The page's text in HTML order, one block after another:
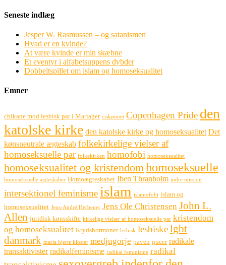
Seneste indlæg
Jesper W. Rasmussen – og satanismen
Hvad er en kvinde?
At være kvinde er min skæbne
Et eventyr i alfabetsuppens dybder
Dobbeltspillet om islam og homoseksualitet
Emner
chikane mod lesbisk par i Mariager ciskønnet Copenhagen Pride den
katolske kirke den katolske kirke og homoseksualitet Det
kønsneutrale ægteskab folkekirkelige vielser af
homoseksuelle par folkekirken homofobi homoseksualitet
homoseksualitet og kristendomhomoseksuelle
homoseksuelle ægteskaber Homoægteskabet Iben Thranholm indre mission
intersektionel feminisme islam islamofobi islam og
homoseksualitet Jens-André Herbener Jens Ole Christensen John L.
Allen juridisk kønsskifte kirkelige vielser af homoseksuelle par kristendom
og homoseksualitet Krydshormoner lesbisk lesbiskelgbt
danmark maria hjerte kloster medjugorje paven queer radikale
transaktivister radikalfeminisme radikal feminisme radikal